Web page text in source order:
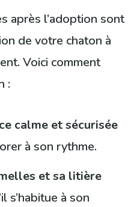
après l’adoption sont
de votre chaton à
Voici comment
:
calme et sécurisée
à son rythme.
et sa litière
s’habitue à son